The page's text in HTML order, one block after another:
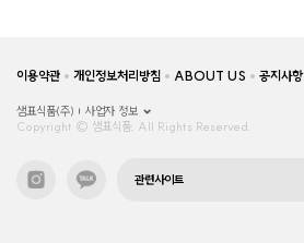
이용약관 개인정보처리방침 ABOUT US 공지사항
샘표식품(주)
사업자 정보
Copyright © 샘표식품, All Rights Reserved.
관련사이트